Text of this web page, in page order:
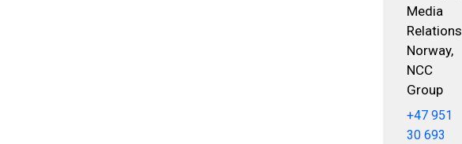
Media
Relations
Norway,
NCC
Group
+47 951
30 693